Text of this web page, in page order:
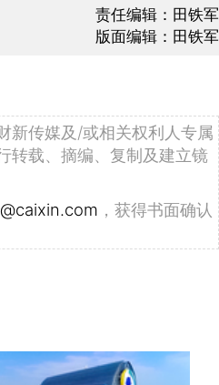
责任编辑：田铁军
版面编辑：田铁军
新传媒及/或相关权利人专属
转载、摘编、复制及建立镜
，获得书面确认